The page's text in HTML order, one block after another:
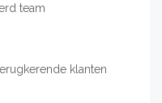
team
klanten